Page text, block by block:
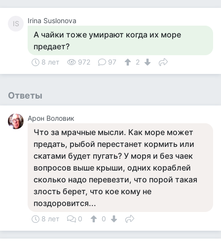
IS Irina Suslonova
А чайки тоже умирают когда их море
предает?
8 лет 972 97 2
Ответы
Арон Воловик
Что за мрачные мысли. Как море может
предать, рыбой перестанет кормить или
скатами будет пугать? У моря и без чаек
вопросов выше крыши, одних кораблей
сколько надо перевезти, что порой такая
злость берет, что кое кому не
поздоровится...
8 лет 0 0